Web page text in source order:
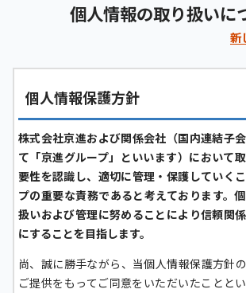
個人情報の取り扱いに
新
個人情報保護方針
株式会社京進および関係会社（国内連結子
て「京進グループ」といいます）において
要性を認識し、適切に管理・保護していく
プの重要な責務であると考えております。
扱いおよび管理に努めることにより信頼関
にすることを目指します。
尚、誠に勝手ながら、当個人情報保護方針
ご提供をもってご同意をいただいたことと